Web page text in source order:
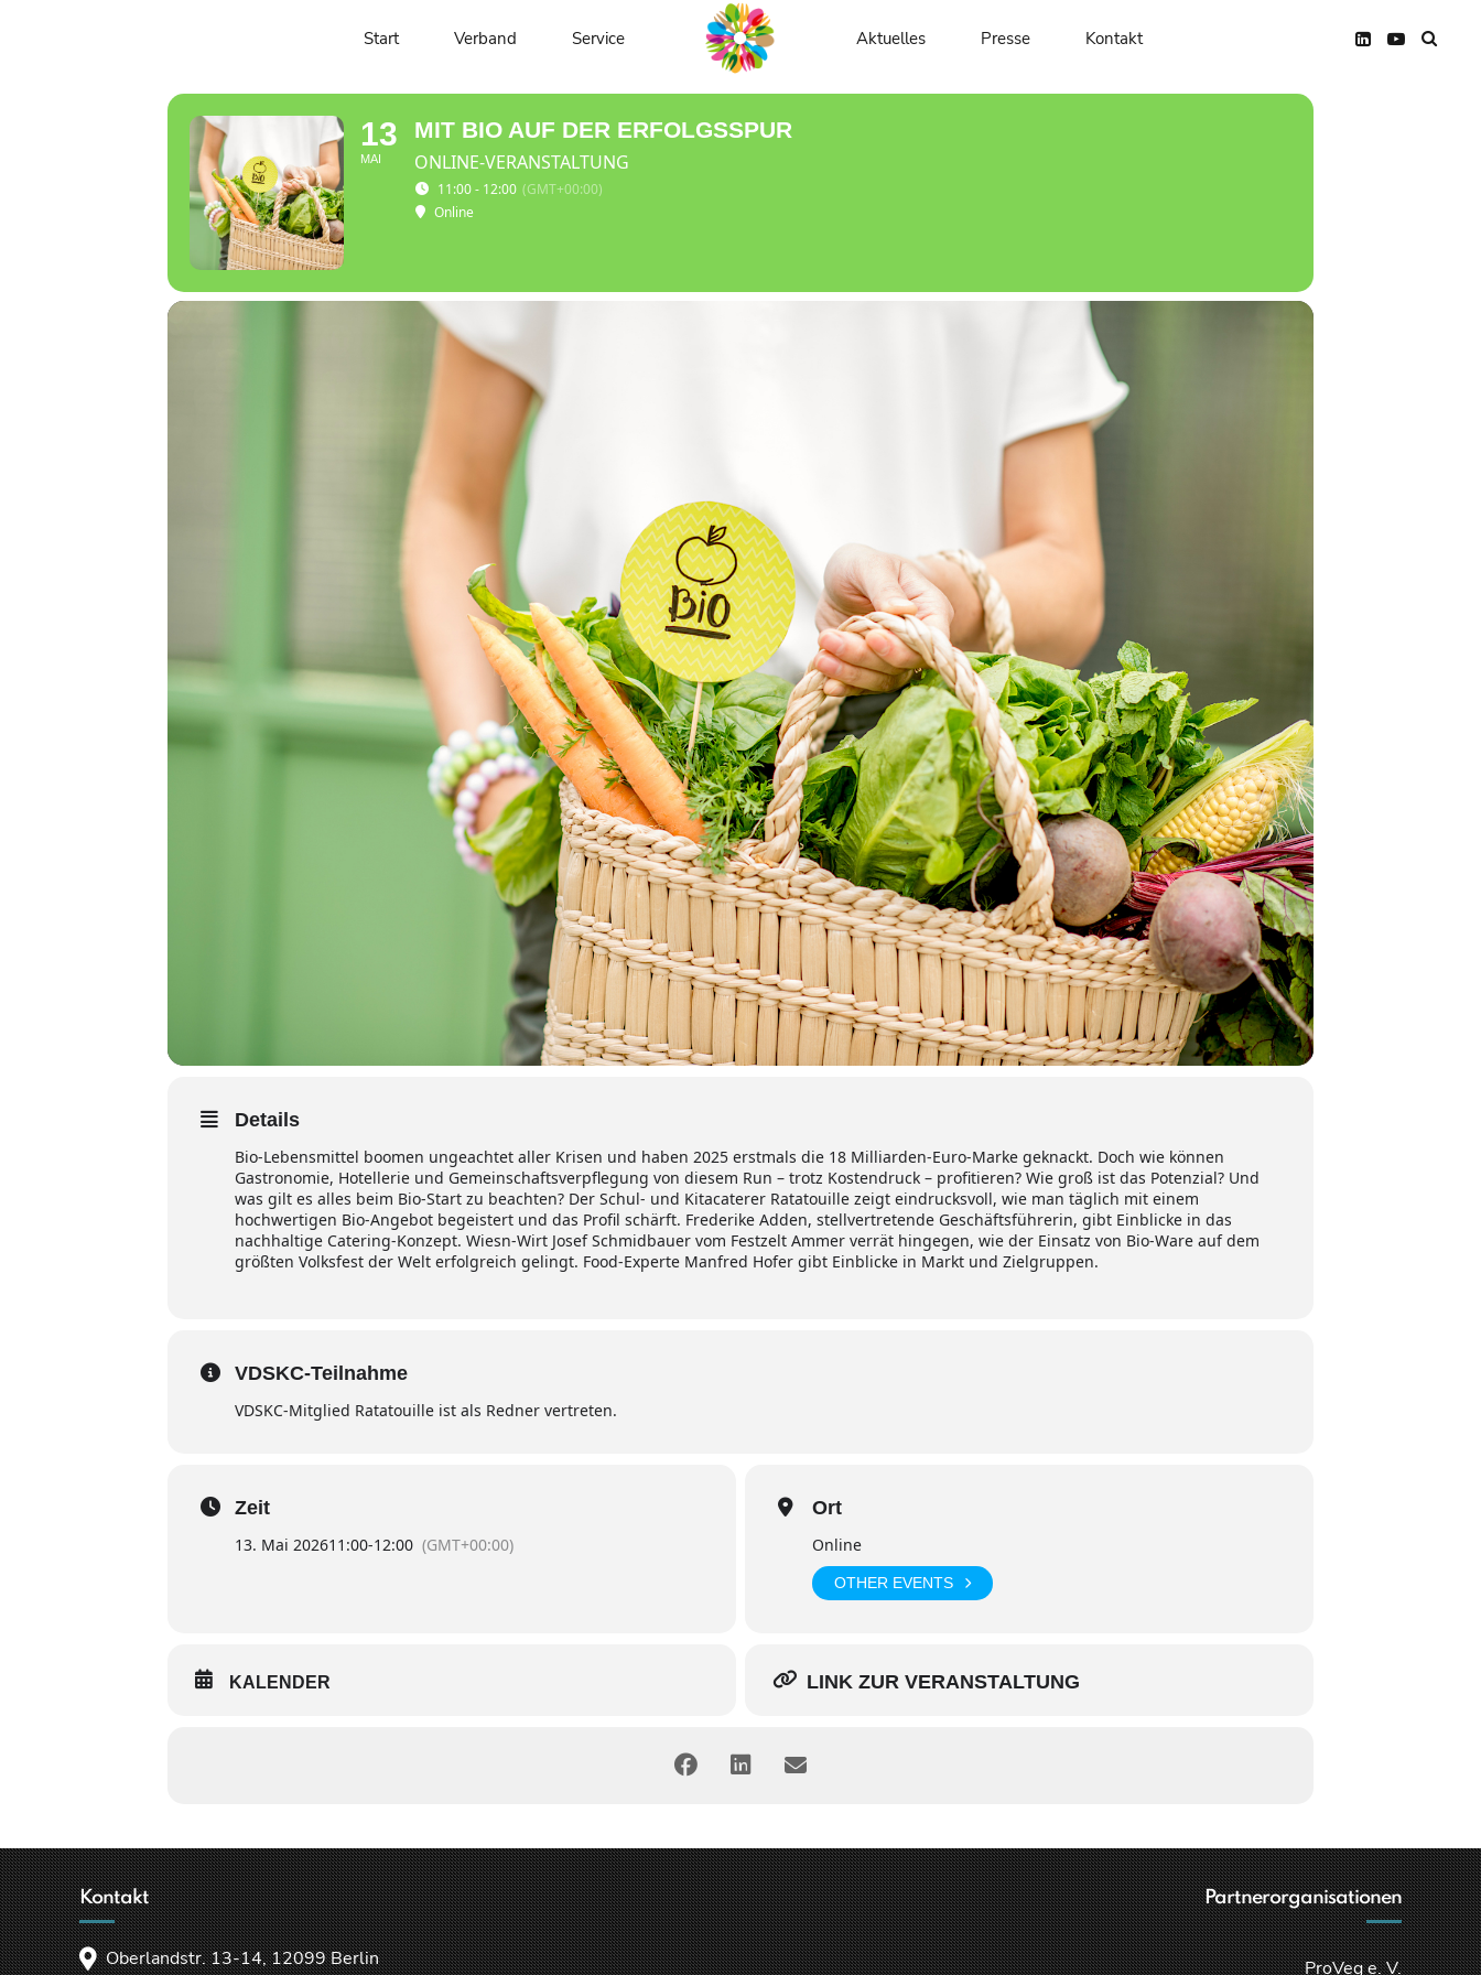
Start Verband Service Aktuelles Presse Kontakt
MIT BIO AUF DER ERFOLGSSPUR
13
MAI
MIT BIO AUF DER ERFOLGSSPUR
ONLINE-VERANSTALTUNG
11:00 - 12:00 (GMT+00:00)
Online
Details
Bio-Lebensmittel boomen ungeachtet aller Krisen und haben 2025 erstmals die 18 Milliarden-Euro-Marke geknackt. Doch wie können
Gastronomie, Hotellerie und Gemeinschaftsverpflegung von diesem Run – trotz Kostendruck – profitieren? Wie groß ist das Potenzial? Und
was gilt es alles beim Bio-Start zu beachten? Der Schul- und Kitacaterer Ratatouille zeigt eindrucksvoll, wie man täglich mit einem
hochwertigen Bio-Angebot begeistert und das Profil schärft. Frederike Adden, stellvertretende Geschäftsführerin, gibt Einblicke in das
nachhaltige Catering-Konzept. Wiesn-Wirt Josef Schmidbauer vom Festzelt Ammer verrät hingegen, wie der Einsatz von Bio-Ware auf dem
größten Volksfest der Welt erfolgreich gelingt. Food-Experte Manfred Hofer gibt Einblicke in Markt und Zielgruppen.
VDSKC-Teilnahme
VDSKC-Mitglied Ratatouille ist als Redner vertreten.
Zeit
13. Mai 202611:00-12:00 (GMT+00:00)
Ort
Online
OTHER EVENTS
KALENDER LINK ZUR VERANSTALTUNG
Kontakt
Oberlandstr. 13-14, 12099 Berlin
Partnerorganisationen
ProVeg e. V.